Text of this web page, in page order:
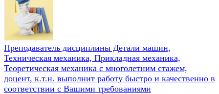
Преподаватель дисциплины Детали машин,
Техническая механика, Прикладная механика,
Теоретическая механика с многолетним стажем,
доцент, к.т.н. выполнит работу быстро и качественно в
соответствии с Вашими требованиями